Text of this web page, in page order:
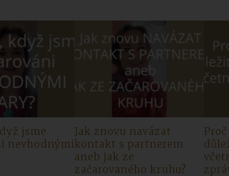
jsme
nevhodnými
Jak znovu navázat
kontakt s partnerem
aneb jak ze
začarovaného kruhu?